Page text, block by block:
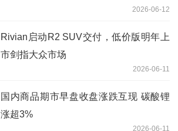
2026-06-12
Rivian启动R2 SUV交付，低价版明年上
市剑指大众市场
2026-06-11
国内商品期市早盘收盘涨跌互现 碳酸锂
涨超3%
2026-06-11